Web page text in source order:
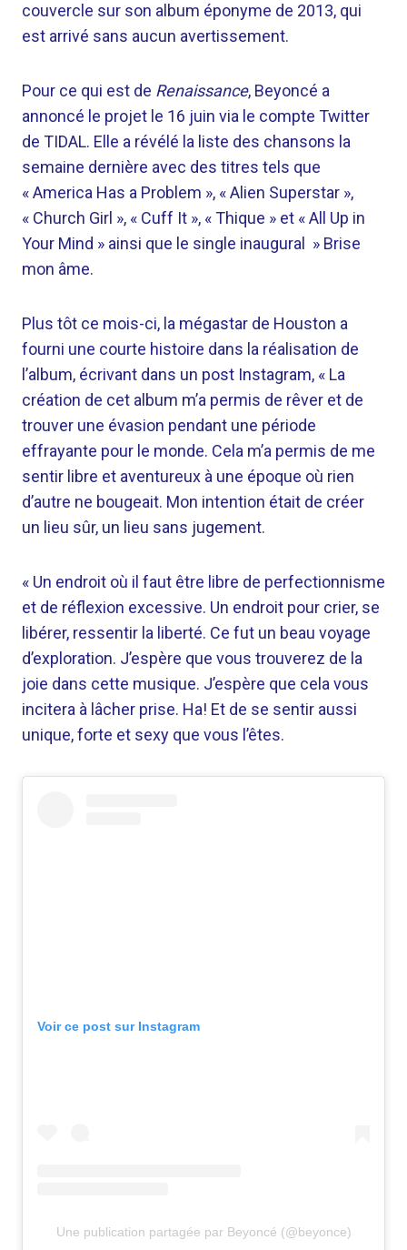
couvercle sur son album éponyme de 2013, qui
est arrivé sans aucun avertissement.
Pour ce qui est de Renaissance, Beyoncé a
annoncé le projet le 16 juin via le compte Twitter
de TIDAL. Elle a révélé la liste des chansons la
semaine dernière avec des titres tels que
« America Has a Problem », « Alien Superstar »,
« Church Girl », « Cuff It », « Thique » et « All Up in
Your Mind » ainsi que le single inaugural » Brise
mon âme.
Plus tôt ce mois-ci, la mégastar de Houston a
fourni une courte histoire dans la réalisation de
l’album, écrivant dans un post Instagram, « La
création de cet album m’a permis de rêver et de
trouver une évasion pendant une période
effrayante pour le monde. Cela m’a permis de me
sentir libre et aventureux à une époque où rien
d’autre ne bougeait. Mon intention était de créer
un lieu sûr, un lieu sans jugement.
« Un endroit où il faut être libre de perfectionnisme
et de réflexion excessive. Un endroit pour crier, se
libérer, ressentir la liberté. Ce fut un beau voyage
d’exploration. J’espère que vous trouverez de la
joie dans cette musique. J’espère que cela vous
incitera à lâcher prise. Ha! Et de se sentir aussi
unique, forte et sexy que vous l’êtes.
Voir ce post sur Instagram
Une publication partagée par Beyoncé (@beyonce)